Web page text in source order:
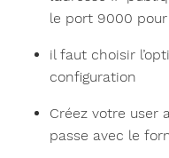
le port 9000 pour
il faut choisir
configuration
Créez votre user
passe avec le